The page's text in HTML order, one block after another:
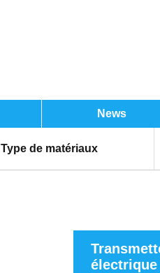
News
Type de matériaux
électrique